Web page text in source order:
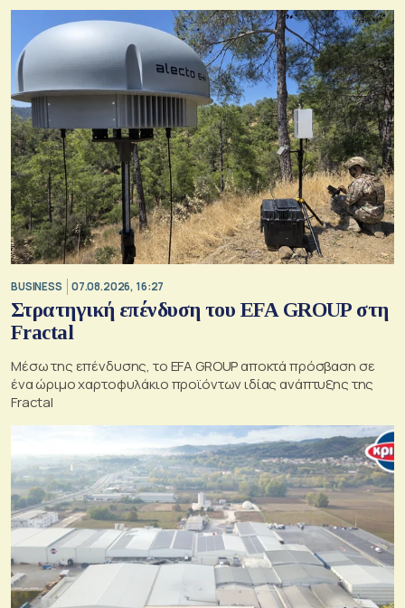
BUSINESS 07.08.2026, 16:27
Στρατηγική επένδυση του EFA GROUP στη
Fractal
Μέσω της επένδυσης, το EFA GROUP αποκτά πρόσβαση σε
ένα ώριμο χαρτοφυλάκιο προϊόντων ιδίας ανάπτυξης της
Fractal